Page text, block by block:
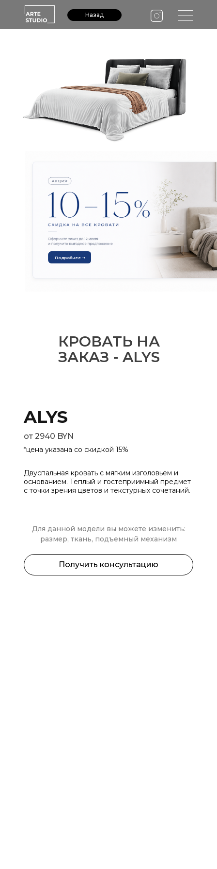
Назад
Подробнее ➝
КРОВАТЬ НА
ЗАКАЗ - ALYS
Получить консультацию
Двуспальная кровать с мягким изголовьем и
основанием. Теплый и гостеприимный предмет
с точки зрения цветов и текстурных сочетаний.
ALYS
от 2940 BYN
Для данной модели вы можете изменить:
размер, ткань, подъемный механизм
*цена указана со скидкой 15%